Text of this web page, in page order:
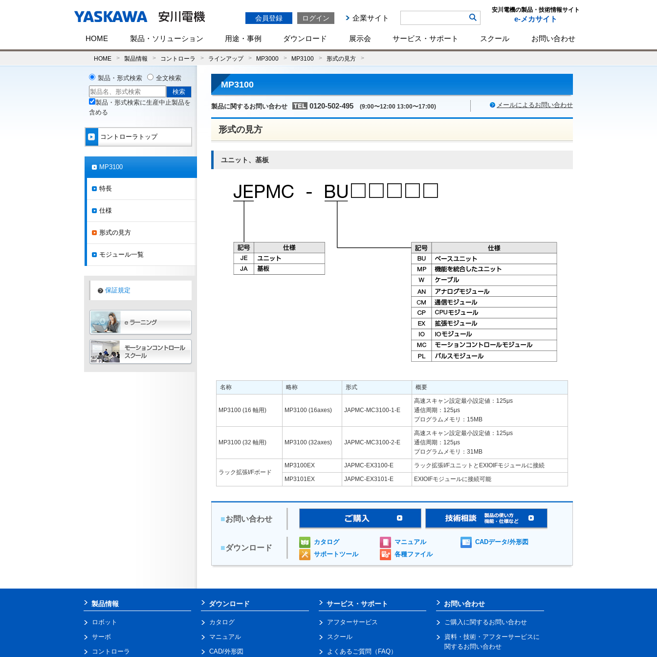
会員登録 ログイン 企業サイト
安川電機の製品・技術情報サイト
e-メカサイト
HOME 製品・ソリューション 用途・事例 ダウンロード 展示会 サービス・サポート スクール お問い合わせ
HOME 製品情報 コントローラ ラインアップ MP3000 MP3100 形式の見方
MP3100
製品に関するお問い合わせ 0120-502-495 (9:00〜12:00 13:00〜17:00) メールによるお問い合わせ
形式の見方
ユニット、基板
名称 略称 形式 概要
MP3100 (16 軸用) MP3100 (16axes) JAPMC-MC3100-1-E
高速スキャン設定最小設定値：125μs
通信周期：125μs
プログラムメモリ：15MB
MP3100 (32 軸用) MP3100 (32axes) JAPMC-MC3100-2-E
高速スキャン設定最小設定値：125μs
通信周期：125μs
プログラムメモリ：31MB
ラック拡張I/Fボード
MP3100EX JAPMC-EX3100-E
ラック拡張I/FユニットとEXIOIFモジュールに接続
MP3101EX
JAPMC-EX3101-E EXIOIFモジュールに接続可能
■お問い合わせ
■ダウンロード
カタログ マニュアル
CADデータ/外形図
サポートツール
各種ファイル
製品・形式検索 全文検索
製品・形式検索に生産中止製品を
含める
コントローラトップ
MP3100
特長
仕様
形式の見方
モジュール一覧
保証規定
製品情報
ロボット
サーボ
コントローラ
ダウンロード
カタログ
マニュアル
CAD/外形図
サービス・サポート
アフターサービス
スクール
よくあるご質問（FAQ）
お問い合わせ
ご購入に関するお問い合わせ
資料・技術・アフターサービスに
関するお問い合わせ